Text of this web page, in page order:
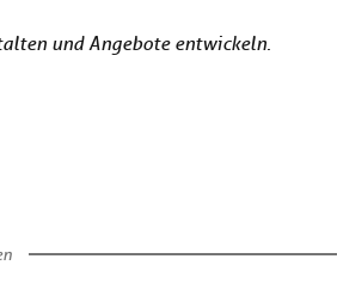
und Angebote entwickeln.